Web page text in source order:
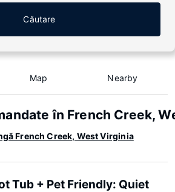
Căutare
Map Nearby
în French Creek,
French Creek, West Virginia
Tub + Pet Friendly: Quiet